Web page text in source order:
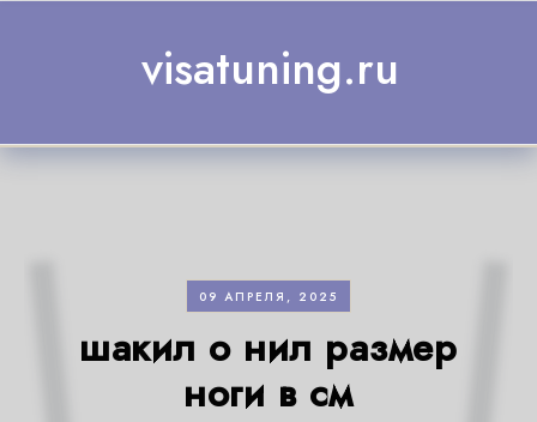
visatuning.ru
09 АПРЕЛЯ, 2025
шакил о нил размер
ноги в см